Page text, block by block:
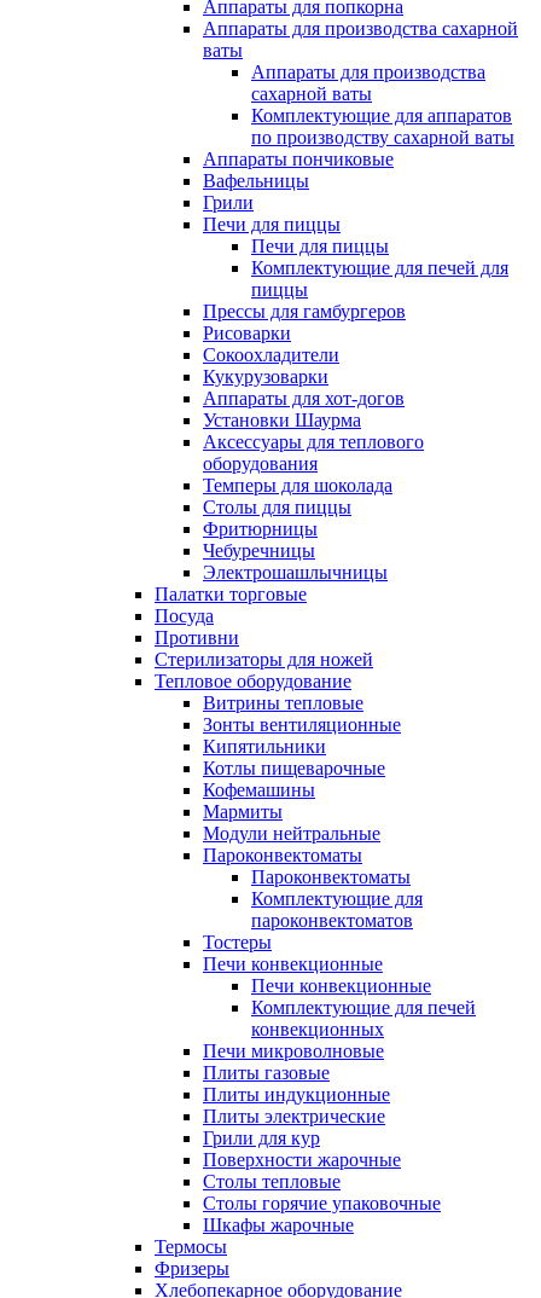
Аппараты для попкорна
Аппараты для производства сахарной
ваты
Аппараты для производства
сахарной ваты
Комплектующие для аппаратов
по производству сахарной ваты
Аппараты пончиковые
Вафельницы
Грили
Печи для пиццы
Печи для пиццы
Комплектующие для печей для
пиццы
Прессы для гамбургеров
Рисоварки
Сокоохладители
Кукурузоварки
Аппараты для хот-догов
Установки Шаурма
Аксессуары для теплового
оборудования
Темперы для шоколада
Столы для пиццы
Фритюрницы
Чебуречницы
Электрошашлычницы
Палатки торговые
Посуда
Противни
Стерилизаторы для ножей
Тепловое оборудование
Витрины тепловые
Зонты вентиляционные
Кипятильники
Котлы пищеварочные
Кофемашины
Мармиты
Модули нейтральные
Пароконвектоматы
Пароконвектоматы
Комплектующие для
пароконвектоматов
Тостеры
Печи конвекционные
Печи конвекционные
Комплектующие для печей
конвекционных
Печи микроволновые
Плиты газовые
Плиты индукционные
Плиты электрические
Грили для кур
Поверхности жарочные
Столы тепловые
Столы горячие упаковочные
Шкафы жарочные
Термосы
Фризеры
Хлебопекарное оборудование